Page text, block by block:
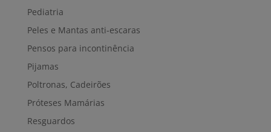
Pediatria
Peles e Mantas anti-escaras
Pensos para incontinência
Pijamas
Poltronas, Cadeirões
Próteses Mamárias
Resguardos